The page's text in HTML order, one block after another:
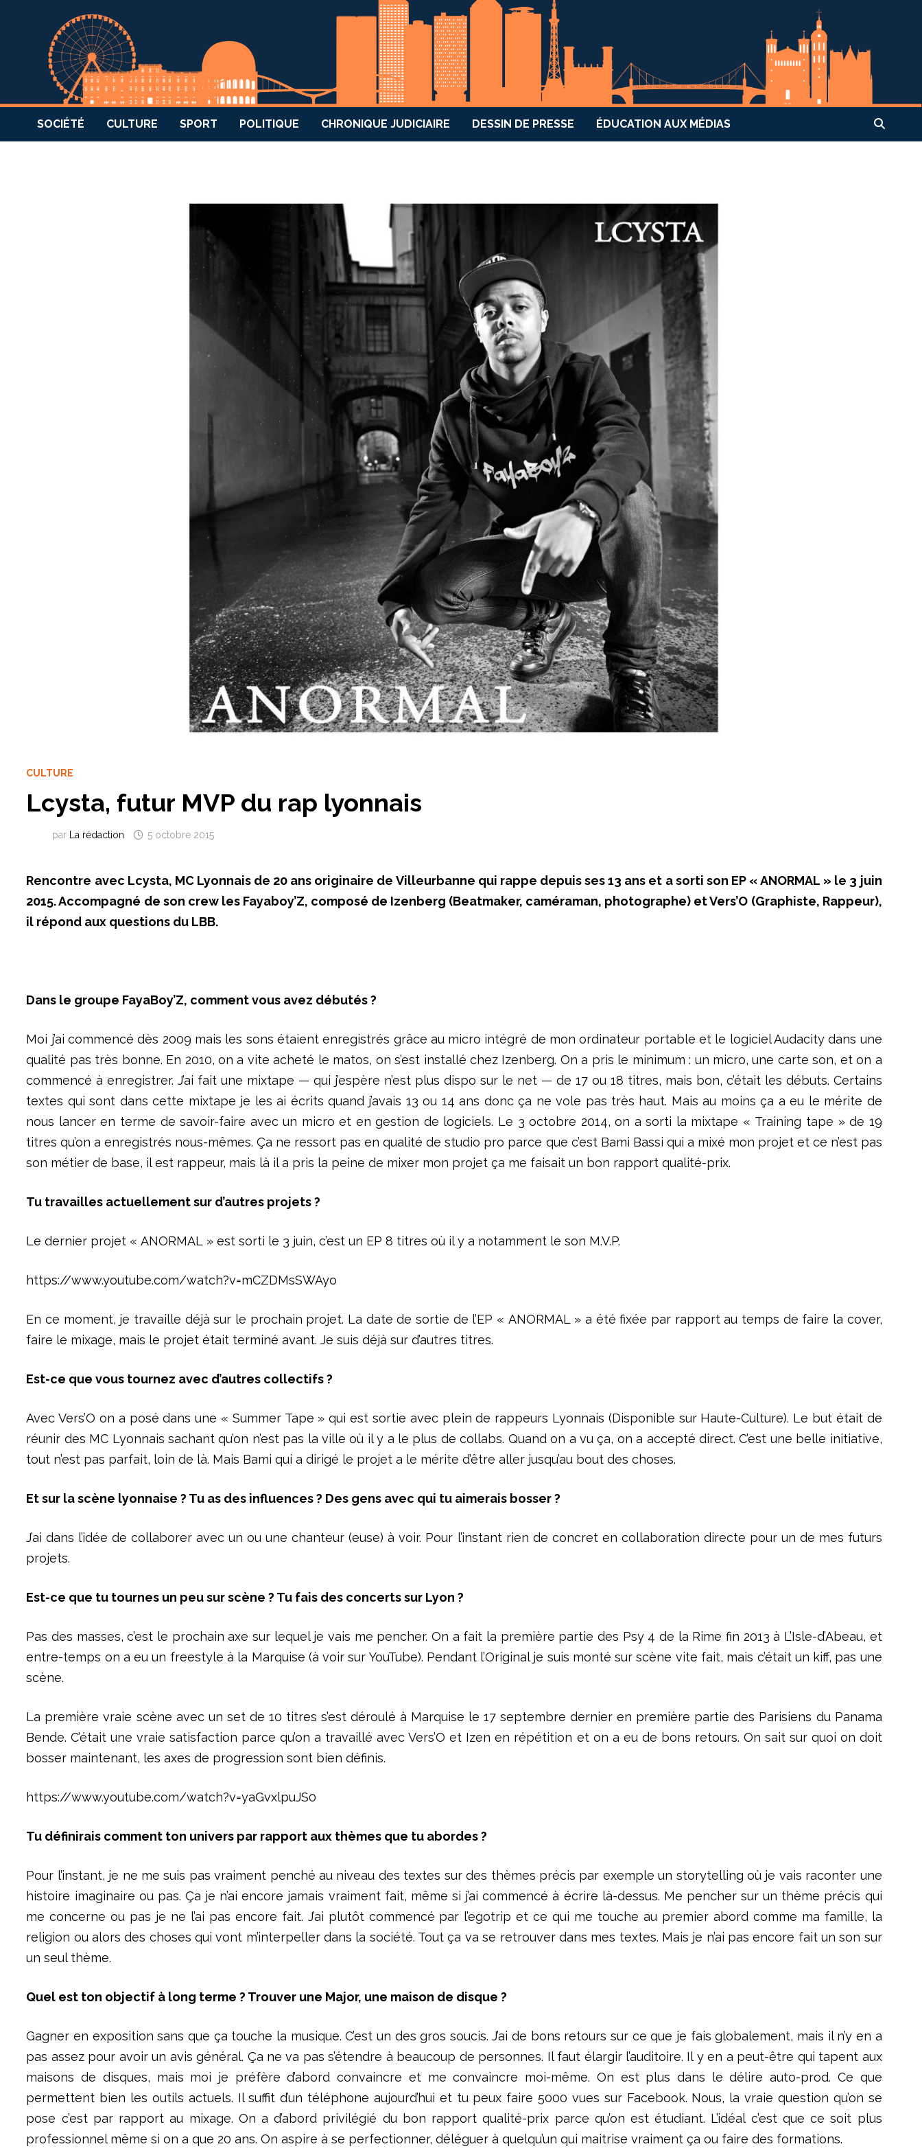
SOCIÉTÉ CULTURE SPORT POLITIQUE CHRONIQUE JUDICIAIRE DESSIN DE PRESSE ÉDUCATION AUX MÉDIAS
CULTURE
Lcysta, futur MVP du rap lyonnais
par La rédaction 5 octobre 2015
Rencontre avec Lcysta, MC Lyonnais de 20 ans originaire de Villeurbanne qui rappe depuis ses 13 ans et a sorti son EP « ANORMAL » le 3 juin
2015. Accompagné de son crew les Fayaboy’Z, composé de Izenberg (Beatmaker, caméraman, photographe) et Vers’O (Graphiste, Rappeur),
il répond aux questions du LBB.
Dans le groupe FayaBoy’Z, comment vous avez débutés ?
Moi j’ai commencé dès 2009 mais les sons étaient enregistrés grâce au micro intégré de mon ordinateur portable et le logiciel Audacity dans une
qualité pas très bonne. En 2010, on a vite acheté le matos, on s’est installé chez Izenberg. On a pris le minimum : un micro, une carte son, et on a
commencé à enregistrer. J’ai fait une mixtape — qui j’espère n’est plus dispo sur le net — de 17 ou 18 titres, mais bon, c’était les débuts. Certains
textes qui sont dans cette mixtape je les ai écrits quand j’avais 13 ou 14 ans donc ça ne vole pas très haut. Mais au moins ça a eu le mérite de
nous lancer en terme de savoir-faire avec un micro et en gestion de logiciels. Le 3 octobre 2014, on a sorti la mixtape « Training tape » de 19
titres qu’on a enregistrés nous-mêmes. Ça ne ressort pas en qualité de studio pro parce que c’est Bami Bassi qui a mixé mon projet et ce n’est pas
son métier de base, il est rappeur, mais là il a pris la peine de mixer mon projet ça me faisait un bon rapport qualité-prix.
Tu travailles actuellement sur d’autres projets ?
Le dernier projet « ANORMAL » est sorti le 3 juin, c’est un EP 8 titres où il y a notamment le son M.V.P.
https://www.youtube.com/watch?v=mCZDMsSWAyo
En ce moment, je travaille déjà sur le prochain projet. La date de sortie de l’EP « ANORMAL » a été fixée par rapport au temps de faire la cover,
faire le mixage, mais le projet était terminé avant. Je suis déjà sur d’autres titres.
Est-ce que vous tournez avec d’autres collectifs ?
Avec Vers’O on a posé dans une « Summer Tape » qui est sortie avec plein de rappeurs Lyonnais (Disponible sur Haute-Culture). Le but était de
réunir des MC Lyonnais sachant qu’on n’est pas la ville où il y a le plus de collabs. Quand on a vu ça, on a accepté direct. C’est une belle initiative,
tout n’est pas parfait, loin de là. Mais Bami qui a dirigé le projet a le mérite d’être aller jusqu’au bout des choses.
Et sur la scène lyonnaise ? Tu as des influences ? Des gens avec qui tu aimerais bosser ?
J’ai dans l’idée de collaborer avec un ou une chanteur (euse) à voir. Pour l’instant rien de concret en collaboration directe pour un de mes futurs
projets.
Est-ce que tu tournes un peu sur scène ? Tu fais des concerts sur Lyon ?
Pas des masses, c’est le prochain axe sur lequel je vais me pencher. On a fait la première partie des Psy 4 de la Rime fin 2013 à L’Isle-d’Abeau, et
entre-temps on a eu un freestyle à la Marquise (à voir sur YouTube). Pendant l’Original je suis monté sur scène vite fait, mais c’était un kiff, pas une
scène.
La première vraie scène avec un set de 10 titres s’est déroulé à Marquise le 17 septembre dernier en première partie des Parisiens du Panama
Bende. C’était une vraie satisfaction parce qu’on a travaillé avec Vers’O et Izen en répétition et on a eu de bons retours. On sait sur quoi on doit
bosser maintenant, les axes de progression sont bien définis.
https://www.youtube.com/watch?v=yaGvxlpuJS0
Tu définirais comment ton univers par rapport aux thèmes que tu abordes ?
Pour l’instant, je ne me suis pas vraiment penché au niveau des textes sur des thèmes précis par exemple un storytelling où je vais raconter une
histoire imaginaire ou pas. Ça je n’ai encore jamais vraiment fait, même si j’ai commencé à écrire là-dessus. Me pencher sur un thème précis qui
me concerne ou pas je ne l’ai pas encore fait. J’ai plutôt commencé par l’egotrip et ce qui me touche au premier abord comme ma famille, la
religion ou alors des choses qui vont m’interpeller dans la société. Tout ça va se retrouver dans mes textes. Mais je n’ai pas encore fait un son sur
un seul thème.
Quel est ton objectif à long terme ? Trouver une Major, une maison de disque ?
Gagner en exposition sans que ça touche la musique. C’est un des gros soucis. J’ai de bons retours sur ce que je fais globalement, mais il n’y en a
pas assez pour avoir un avis général. Ça ne va pas s’étendre à beaucoup de personnes. Il faut élargir l’auditoire. Il y en a peut-être qui tapent aux
maisons de disques, mais moi je préfère d’abord convaincre et me convaincre moi-même. On est plus dans le délire auto-prod. Ce que
permettent bien les outils actuels. Il suffit d’un téléphone aujourd’hui et tu peux faire 5000 vues sur Facebook. Nous, la vraie question qu’on se
pose c’est par rapport au mixage. On a d’abord privilégié du bon rapport qualité-prix parce qu’on est étudiant. L’idéal c’est que ce soit plus
professionnel même si on a que 20 ans. On aspire à se perfectionner, déléguer à quelqu’un qui maitrise vraiment ça ou faire des formations.